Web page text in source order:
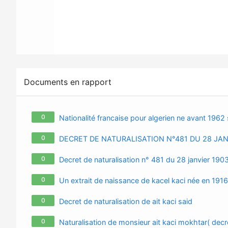
Documents en rapport
0 Nationalité francaise pour algerien ne avant
0 DECRET DE NATURALISATION N°481 DU 28
0 Decret de naturalisation n° 481 du 28 janvier
0 Un extrait de naissance de kacel kaci née en
0 Decret de naturalisation de ait kaci said
0 Naturalisation de monsieur ait kaci mokhtar(